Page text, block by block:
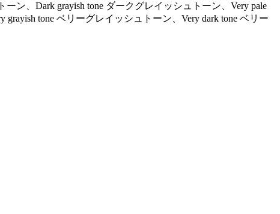
ン、Dark grayish tone ダークグレイッシュトーン、Very pale
tone ベリーグレイッシュトーン、Very dark tone ベリー